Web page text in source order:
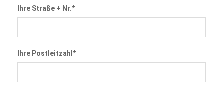
Ihre Straße + Nr.*
Ihre Postleitzahl*